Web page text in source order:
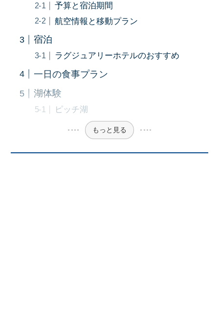
予算と宿泊期間
航空情報と移動プラン
宿泊
ラグジュアリーホテルのおすすめ
一日の食事プラン
湖体験
ピッチ湖
もっと見る